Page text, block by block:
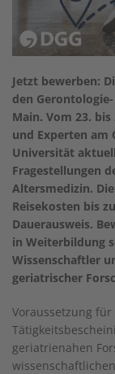
Jetzt bewerben:
den
Main. Vom 23.
und Experten am
Universität
Fragestellungen
Altersmedizin.
Reisekosten bis
Dauerausweis.
in Weiterbildung
Wissenschaftler
geriatrischer
Voraussetzung
geriatrienahen